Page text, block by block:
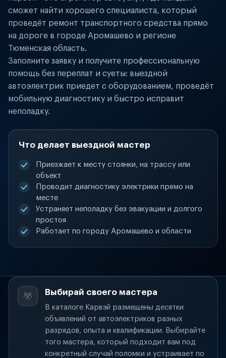
сможет найти хорошего специалиста, который
проведёт ремонт транспортного средства прямо
на дороге в городе Аромашево и регионе
Тюменская область.
Заполните заявку и получите профессиональную
помощь без переплат и суеты: выездной
автоэлектрик приедет с оборудованием, проведёт
мобильную диагностику и быстро исправит
неполадку.
Что делает выездной мастер
Приезжает к месту стоянки, на трассу или
объект
Проводит диагностику электрики прямо на
месте
Устраняет неполадку без эвакуации и долгого
простоя
Работает по городу Аромашево и области
Выбирай своего мастера
В каталоге Карвэй размещены десятки
объявлений от автоэлектриков разных
разрядов, опыта и квалификации. Выбирайте
того мастера, который подходит вам под
конкретный случай поломки и устраивает по